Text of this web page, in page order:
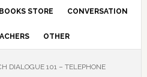
STORE CONVERSATION
OTHER
DIALOGUE 101 – TELEPHONE